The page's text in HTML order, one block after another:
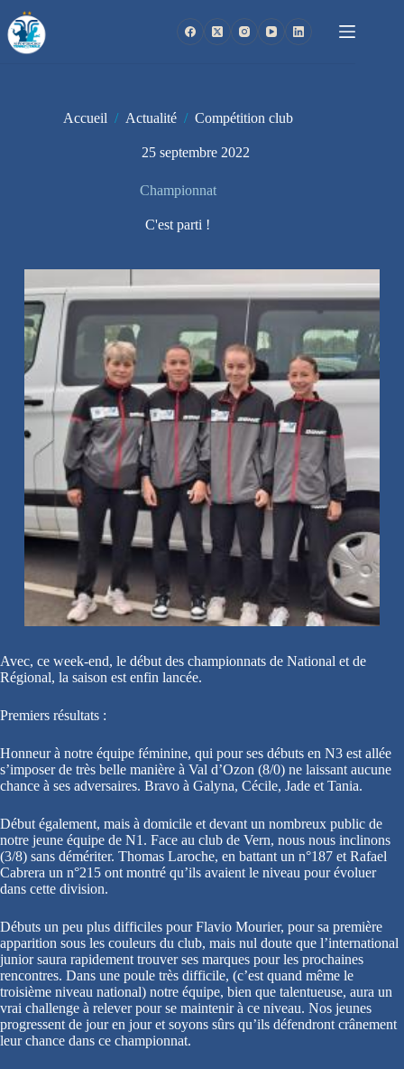
au
contenu
Accueil / Actualité / Compétition club
25 septembre 2022
Championnat
C'est parti !
Avec, ce week-end, le début des championnats de National et de
Régional, la saison est enfin lancée.
Premiers résultats :
Honneur à notre équipe féminine, qui pour ses débuts en N3 est allée
s’imposer de très belle manière à Val d’Ozon (8/0) ne laissant aucune
chance à ses adversaires. Bravo à Galyna, Cécile, Jade et Tania.
Début également, mais à domicile et devant un nombreux public de
notre jeune équipe de N1. Face au club de Vern, nous nous inclinons
(3/8) sans démériter. Thomas Laroche, en battant un n°187 et Rafael
Cabrera un n°215 ont montré qu’ils avaient le niveau pour évoluer
dans cette division.
Débuts un peu plus difficiles pour Flavio Mourier, pour sa première
apparition sous les couleurs du club, mais nul doute que l’international
junior saura rapidement trouver ses marques pour les prochaines
rencontres. Dans une poule très difficile, (c’est quand même le
troisième niveau national) notre équipe, bien que talentueuse, aura un
vrai challenge à relever pour se maintenir à ce niveau. Nos jeunes
progressent de jour en jour et soyons sûrs qu’ils défendront crânement
leur chance dans ce championnat.